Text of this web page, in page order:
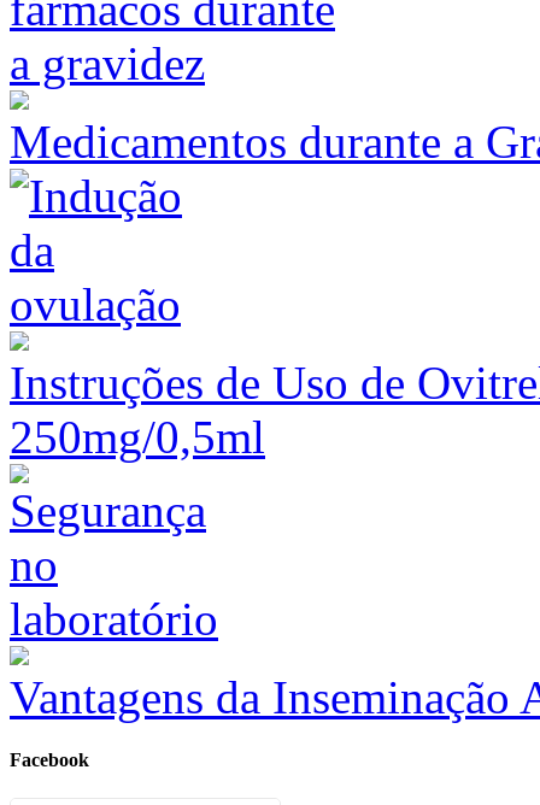
Medicamentos durante a
Instruções de Uso de
250mg/0,5ml
Vantagens da
Facebook